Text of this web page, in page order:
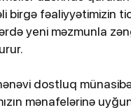
birgə fəaliyyətimizin
yeni məzmunla
dostluq
mənafelərinə
11 nəfər salatdan